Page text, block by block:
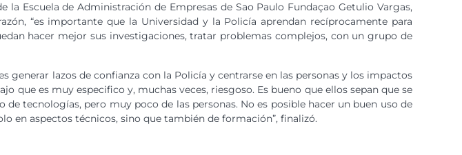
Escuela de Administración de Empresas de Sao Paulo Fundaçao Getulio Vargas,
“es importante que la Universidad y la Policía aprendan recíprocamente para
hacer mejor sus investigaciones, tratar problemas complejos, con un grupo de
lazos de confianza con la Policía y centrarse en las personas y los impactos
que es muy especifico y, muchas veces, riesgoso. Es bueno que ellos sepan que se
tecnologías, pero muy poco de las personas. No es posible hacer un buen uso de
en aspectos técnicos, sino que también de formación”, finalizó.